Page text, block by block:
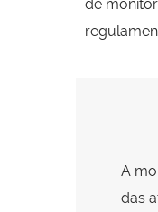
de
A
das